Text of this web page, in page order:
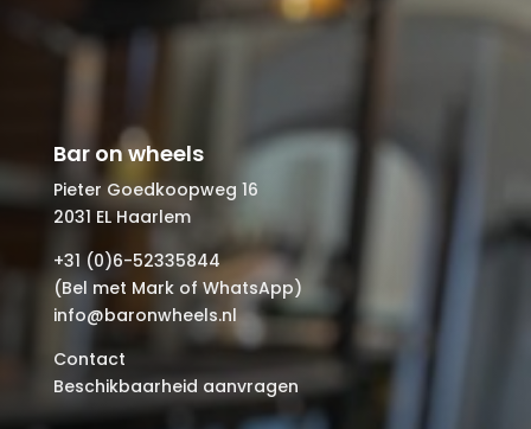
Bar on wheels
Pieter Goedkoopweg 16
2031 EL Haarlem
+31 (0)6-52335844
(Bel met Mark of WhatsApp)
info@baronwheels.nl
Contact
Beschikbaarheid aanvragen